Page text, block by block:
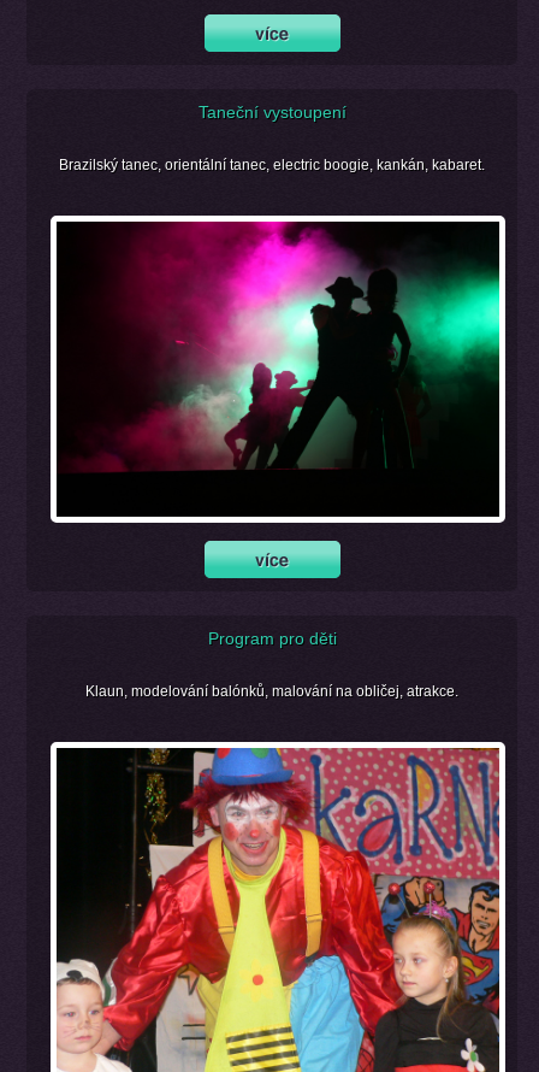
Taneční vystoupení
Brazilský tanec, orientální tanec, electric boogie, kankán, kabaret.
Program pro děti
Klaun, modelování balónků, malování na obličej, atrakce.